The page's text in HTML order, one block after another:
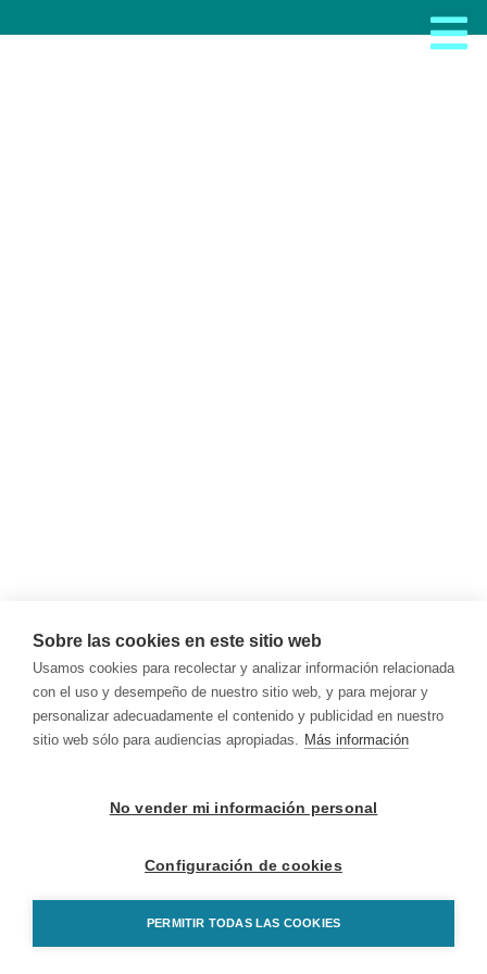
Sobre las cookies en este sitio web
Usamos cookies para recolectar y analizar información relacionada
con el uso y desempeño de nuestro sitio web, y para mejorar y
personalizar adecuadamente el contenido y publicidad en nuestro
sitio web sólo para audiencias apropiadas. Más información
No vender mi información personal
Configuración de cookies
PERMITIR TODAS LAS COOKIES